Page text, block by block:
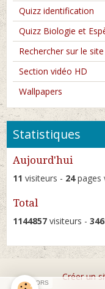
Quizz identification
Quizz Biologie et
Rechercher sur le site
Section vidéo HD
Wallpapers
Statistiques
Aujourd'hui
11 visiteurs - 24pages
Total
1144857 visiteurs -
Créer un
SPONSORS